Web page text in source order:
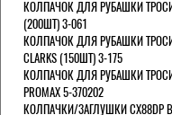
КОЛПАЧОК ДЛЯ РУБАШКИ
(200ШТ) 3-061
КОЛПАЧОК ДЛЯ РУБАШКИ
CLARKS (150ШТ) 3-175
КОЛПАЧОК ДЛЯ РУБАШКИ
PROMAX 5-370202
КОЛПАЧКИ/3АГЛУШКИ CX88DP